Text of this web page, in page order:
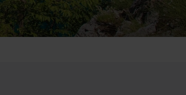
Emiraten (1)